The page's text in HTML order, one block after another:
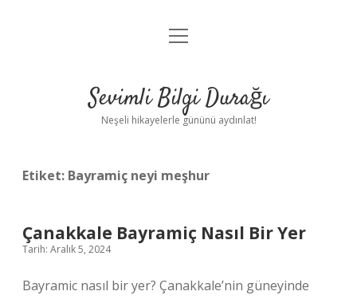
Anasayfa
Yasal Uyarı
menüyü
Sevimli Bilgi Durağı
Neşeli hikayelerle gününü aydınlat!
Etiket: Bayramiç neyi meşhur
Çanakkale Bayramiç Nasıl Bir Yer
Tarih: Aralık 5, 2024
Bayramic nasıl bir yer? Çanakkale’nin güneyinde